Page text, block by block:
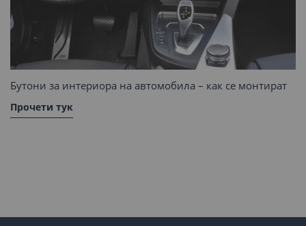
Бутони за интериора на автомобила – как се монтират
Прочети тук